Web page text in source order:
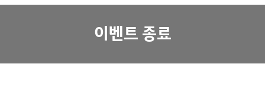
이벤트 종료